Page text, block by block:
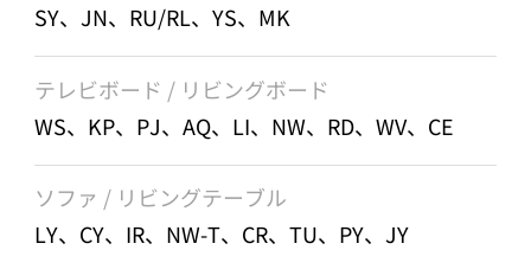
SY、JN、RU/RL、YS、MK
テレビボード / リビングボード
WS、KP、PJ、AQ、LI、NW、RD、WV、CE
ソファ / リビングテーブル
LY、CY、IR、NW-T、CR、TU、PY、JY